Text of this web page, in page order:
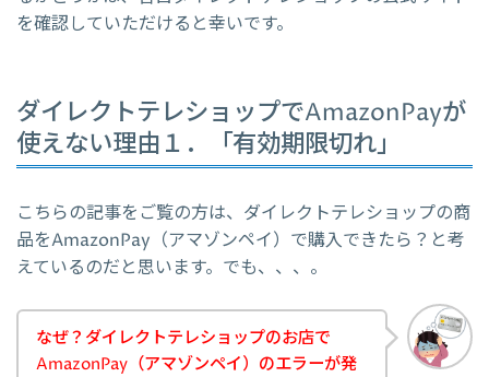
を確認していただけると幸いです。
ダイレクトテレショップでAmazonPayが
使えない理由１．「有効期限切れ」
こちらの記事をご覧の方は、ダイレクトテレショップの商
品をAmazonPay（アマゾンペイ）で購入できたら？と考
えているのだと思います。でも、、、。
なぜ？ダイレクトテレショップのお店で
AmazonPay（アマゾンペイ）のエラーが発